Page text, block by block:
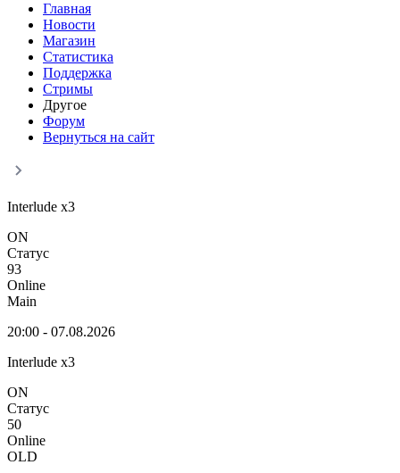
Главная
Новости
Магазин
Статистика
Поддержка
Стримы
Другое
Форум
Вернуться на сайт
Interlude x3
ON
Статус
93
Online
Main
20:00 - 07.08.2026
Interlude x3
ON
Статус
50
Online
OLD